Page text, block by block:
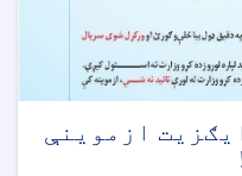
ازموینې